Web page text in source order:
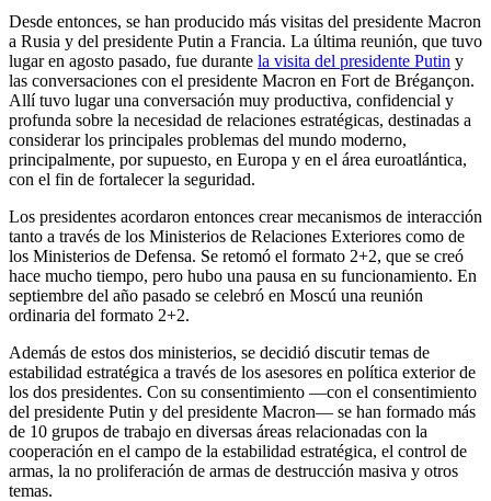
Desde entonces, se han producido más visitas del presidente Macron
a Rusia y del presidente Putin a Francia. La última reunión, que tuvo
lugar en agosto pasado, fue durante la visita del presidente Putin y
las conversaciones con el presidente Macron en Fort de Brégançon.
Allí tuvo lugar una conversación muy productiva, confidencial y
profunda sobre la necesidad de relaciones estratégicas, destinadas a
considerar los principales problemas del mundo moderno,
principalmente, por supuesto, en Europa y en el área euroatlántica,
con el fin de fortalecer la seguridad.
Los presidentes acordaron entonces crear mecanismos de interacción
tanto a través de los Ministerios de Relaciones Exteriores como de
los Ministerios de Defensa. Se retomó el formato 2+2, que se creó
hace mucho tiempo, pero hubo una pausa en su funcionamiento. En
septiembre del año pasado se celebró en Moscú una reunión
ordinaria del formato 2+2.
Además de estos dos ministerios, se decidió discutir temas de
estabilidad estratégica a través de los asesores en política exterior de
los dos presidentes. Con su consentimiento —con el consentimiento
del presidente Putin y del presidente Macron— se han formado más
de 10 grupos de trabajo en diversas áreas relacionadas con la
cooperación en el campo de la estabilidad estratégica, el control de
armas, la no proliferación de armas de destrucción masiva y otros
temas.